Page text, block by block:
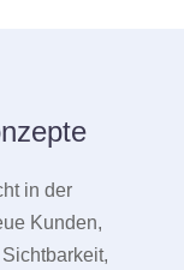
in der
Kunden,